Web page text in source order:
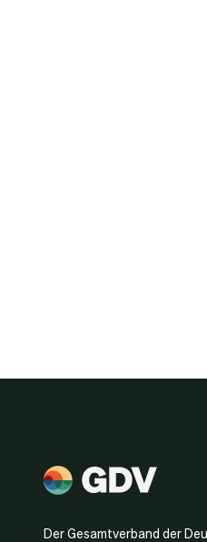
Der Gesamtverband der